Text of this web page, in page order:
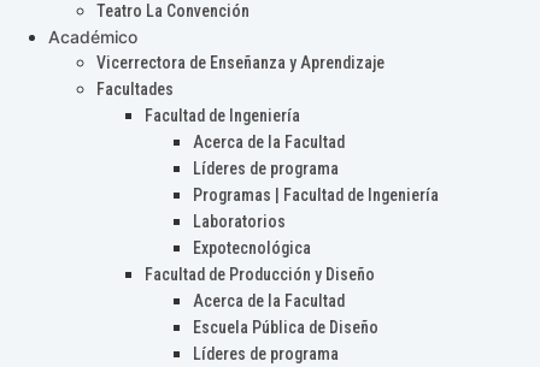
Teatro La Convención
Académico
Vicerrectora de Enseñanza y Aprendizaje
Facultades
Facultad de Ingeniería
Acerca de la Facultad
Líderes de programa
Programas | Facultad de Ingeniería
Laboratorios
Expotecnológica
Facultad de Producción y Diseño
Acerca de la Facultad
Escuela Pública de Diseño
Líderes de programa